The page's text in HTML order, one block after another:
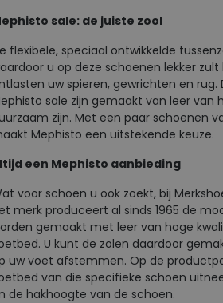
sale: de juiste zool
flexibele, speciaal ontwikkelde
u op deze schoenen lekker
uw spieren, gewrichten en
sale zijn gemaakt van leer van
zijn. Met een paar schoenen
Mephisto een uitstekende keuze.
een Mephisto aanbieding
voor schoen u ook zoekt, bij
merk produceert al sinds 1965 de
gemaakt met leer van hoge
U kunt de zolen daardoor
uw voet afstemmen. Op de
van die specifieke schoen
de hakhoogte van de schoen.